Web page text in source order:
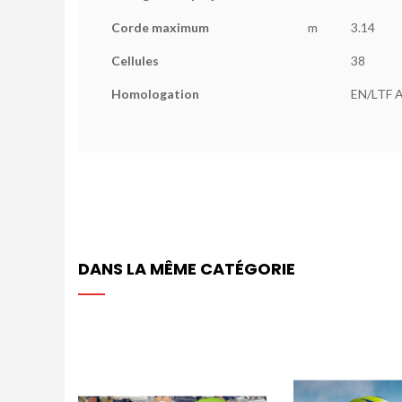
Corde maximum m 3.14
Cellules 38
Homologation EN/LTF
DANS LA MÊME CATÉGORIE